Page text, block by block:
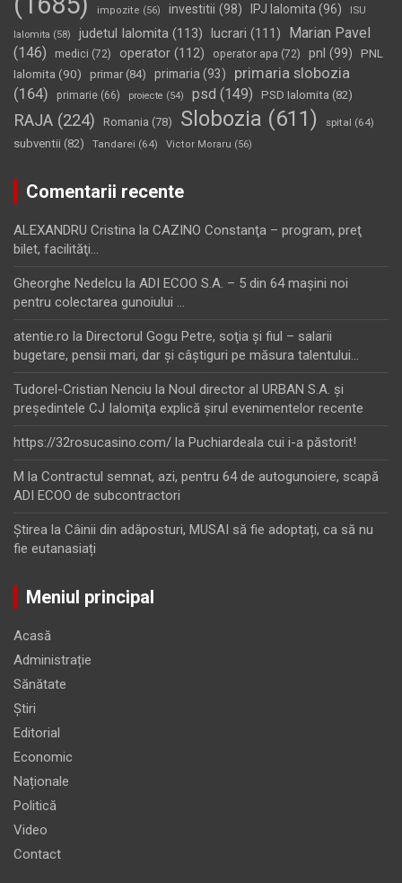
impozite (56) investitii (98) IPJ Ialomita (96) ISU
Ialomita (58) judetul Ialomita (113) lucrari (111)
Marian Pavel
(146)
medici (72) operator (112) operator apa (72) pnl (99)
PNL
Ialomita (90) primar(84) primaria (93)
primaria slobozia
(164)
primarie (66) proiecte (54) psd (149) PSD Ialomita (82)
RAJA (224) Romania (78) Slobozia (611) spital (64)
subventii (82) Tandarei (64) Victor Moraru (56)
Comentarii recente
ALEXANDRU Cristina la CAZINO Constanţa – program, preţ
bilet, facilităţi…
Gheorghe Nedelcu la ADI ECOO S.A. – 5 din 64 maşini noi
pentru colectarea gunoiului …
atentie.ro la Directorul Gogu Petre, soţia şi fiul – salarii
bugetare, pensii mari, dar şi câştiguri pe măsura talentului…
Tudorel-Cristian Nenciu la Noul director al URBAN S.A. şi
preşedintele CJ Ialomiţa explică şirul evenimentelor recente
https://32rosucasino.com/ la Puchiardeala cui i-a păstorit!
M la Contractul semnat, azi, pentru 64 de autogunoiere, scapă
ADI ECOO de subcontractori
Ştirea la Câinii din adăposturi, MUSAI să fie adoptați, ca să nu
fie eutanasiați
Meniul principal
Acasă
Administrație
Sănătate
Știri
Editorial
Economic
Naționale
Politică
Video
Contact